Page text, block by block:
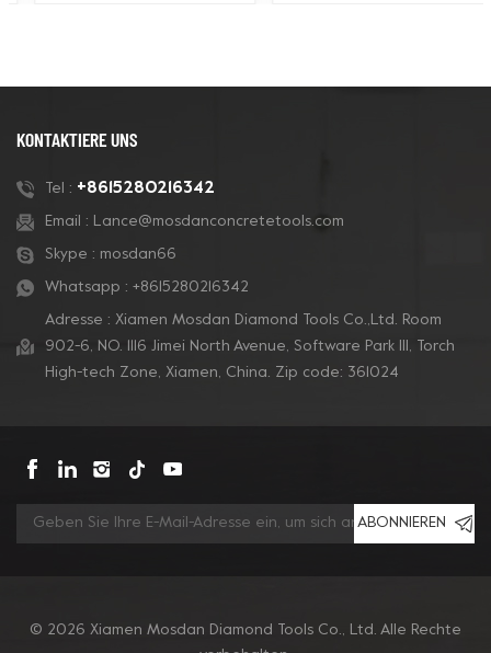
KONTAKTIERE UNS
Tel : +8615280216342
Email : Lance@mosdanconcretetools.com
Skype : mosdan66
Whatsapp : +8615280216342
Adresse : Xiamen Mosdan Diamond Tools Co.,Ltd. Room
902-6, NO. 1116 Jimei North Avenue, Software Park Ill, Torch
High-tech Zone, Xiamen, China. Zip code: 361024
ABONNIEREN
© 2026 Xiamen Mosdan Diamond Tools Co., Ltd. Alle Rechte